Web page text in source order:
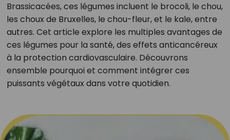
Brassicacées, ces légumes incluent le brocoli, le chou,
les choux de Bruxelles, le chou-fleur, et le kale, entre
autres. Cet article explore les multiples avantages de
ces légumes pour la santé, des effets anticancéreux
à la protection cardiovasculaire. Découvrons
ensemble pourquoi et comment intégrer ces
puissants végétaux dans votre quotidien.